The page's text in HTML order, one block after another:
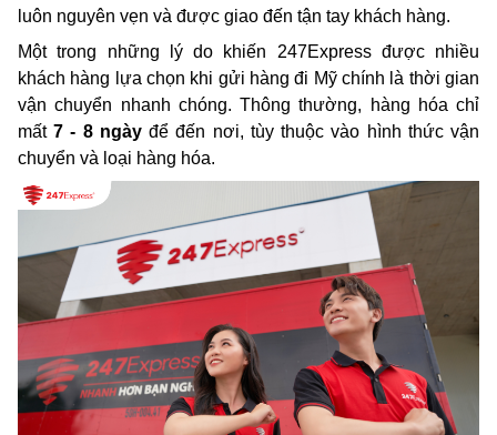
luôn nguyên vẹn và được giao đến tận tay khách hàng.
Một trong những lý do khiến 247Express được nhiều
khách hàng lựa chọn khi gửi hàng đi Mỹ chính là thời gian
vận chuyển nhanh chóng. Thông thường, hàng hóa chỉ
mất 7 - 8 ngày để đến nơi, tùy thuộc vào hình thức vận
chuyển và loại hàng hóa.